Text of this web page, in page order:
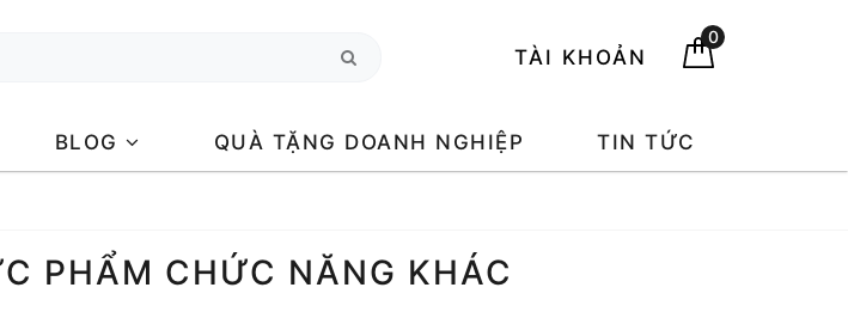
TÀI KHOẢN
0
BLOG QUÀ TẶNG DOANH NGHIỆP TIN TỨC
PHẨM CHỨC NĂNG KHÁC